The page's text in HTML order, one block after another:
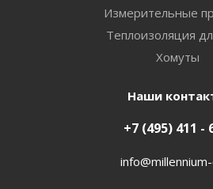
Измерительные
Теплоизоляция
Хомуты
Наши
+7 (495) 411 -